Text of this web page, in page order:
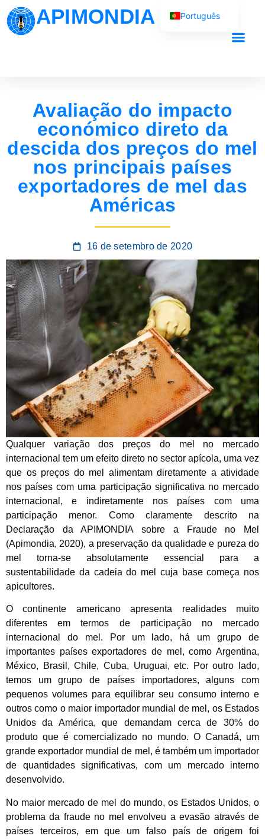
APIMONDIA
Avaliação do impacto
económico direto da
descida dos preços do mel
nos principais países
exportadores de mel das
Américas
16 de setembro de 2020
Qualquer variação dos preços do mel no mercado
internacional tem um efeito direto no sector apícola, uma vez
que os preços do mel alimentam diretamente a atividade
nos países com uma participação significativa no mercado
internacional, e indiretamente nos países com uma
participação menor. Como claramente descrito na
Declaração da APIMONDIA sobre a Fraude no Mel
(Apimondia, 2020), a preservação da qualidade e pureza do
mel torna-se absolutamente essencial para a
sustentabilidade da cadeia do mel cuja base começa nos
apicultores.
O continente americano apresenta realidades muito
diferentes em termos de participação no mercado
internacional do mel. Por um lado, há um grupo de
importantes países exportadores de mel, como Argentina,
México, Brasil, Chile, Cuba, Uruguai, etc. Por outro lado,
temos um grupo de países importadores, alguns com
pequenos volumes para equilibrar seu consumo interno e
outros como o maior importador mundial de mel, os Estados
Unidos da América, que demandam cerca de 30% do
produto que é comercializado no mundo. O Canadá, um
grande exportador mundial de mel, é também um importador
de quantidades significativas, com um mercado interno
desenvolvido.
No maior mercado de mel do mundo, os Estados Unidos, o
problema da fraude no mel envolveu a evasão através de
países terceiros, em que um falso país de origem foi
Português
Русский